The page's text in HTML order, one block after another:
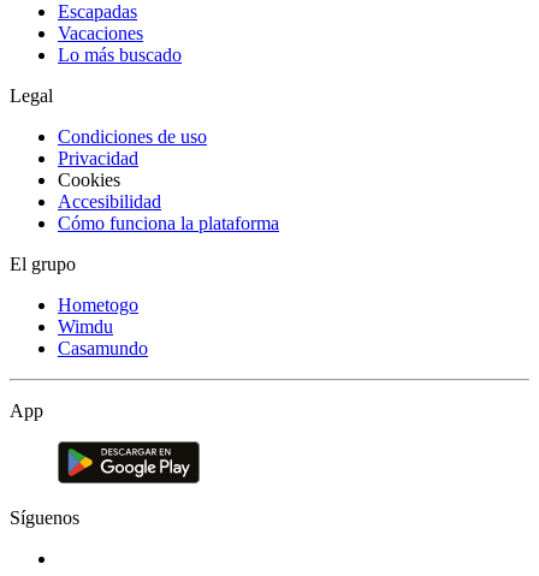
Escapadas
Vacaciones
Lo más buscado
Legal
Condiciones de uso
Privacidad
Cookies
Accesibilidad
Cómo funciona la plataforma
El grupo
Hometogo
Wimdu
Casamundo
App
Síguenos